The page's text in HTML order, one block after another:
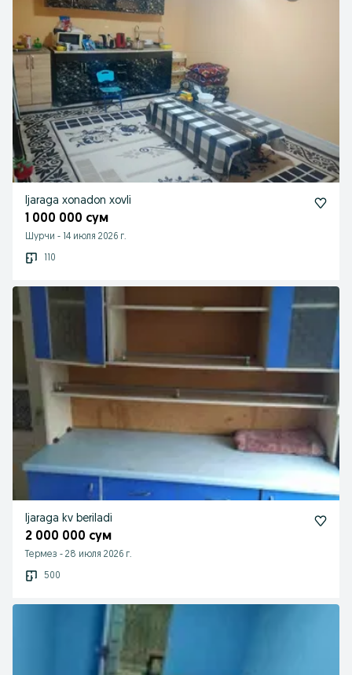
Ijaraga xonadon xovli
1 000 000 сум
Шурчи - 14 июля 2026 г.
110
Ijaraga kv beriladi
2 000 000 сум
Термез - 28 июля 2026 г.
500